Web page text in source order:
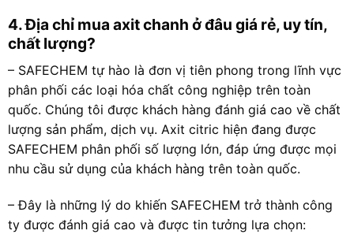
4. Địa chỉ mua axit chanh ở đâu giá rẻ, uy tín,
chất lượng?
– SAFECHEM tự hào là đơn vị tiên phong trong lĩnh vực
phân phối các loại hóa chất công nghiệp trên toàn
quốc. Chúng tôi được khách hàng đánh giá cao về chất
lượng sản phẩm, dịch vụ. Axit citric hiện đang được
SAFECHEM phân phối số lượng lớn, đáp ứng được mọi
nhu cầu sử dụng của khách hàng trên toàn quốc.
– Đây là những lý do khiến SAFECHEM trở thành công
ty được đánh giá cao và được tin tưởng lựa chọn: